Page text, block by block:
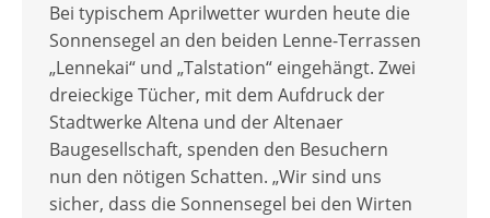
Bei typischem Aprilwetter wurden heute die
Sonnensegel an den beiden Lenne-Terrassen
„Lennekai“ und „Talstation“ eingehängt. Zwei
dreieckige Tücher, mit dem Aufdruck der
Stadtwerke Altena und der Altenaer
Baugesellschaft, spenden den Besuchern
nun den nötigen Schatten. „Wir sind uns
sicher, dass die Sonnensegel bei den Wirten